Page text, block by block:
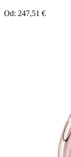
Zásnubné
Od: 247,51 €